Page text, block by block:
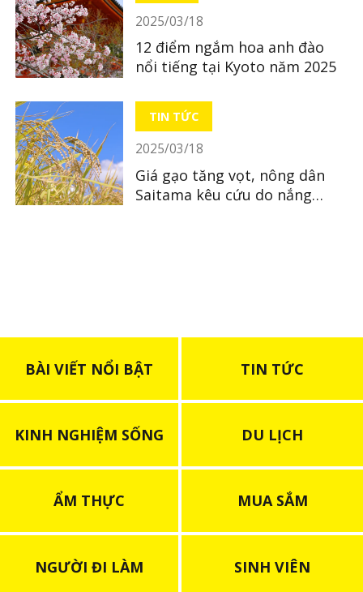
2025/03/18
12 điểm ngắm hoa anh đào
nổi tiếng tại Kyoto năm 2025
TIN TỨC
2025/03/18
Giá gạo tăng vọt, nông dân
Saitama kêu cứu do nắng
BÀI VIẾT NỔI BẬT TIN TỨC
KINH NGHIỆM SỐNG DU LỊCH
ẨM THỰC MUA SẮM
NGƯỜI ĐI LÀM SINH VIÊN